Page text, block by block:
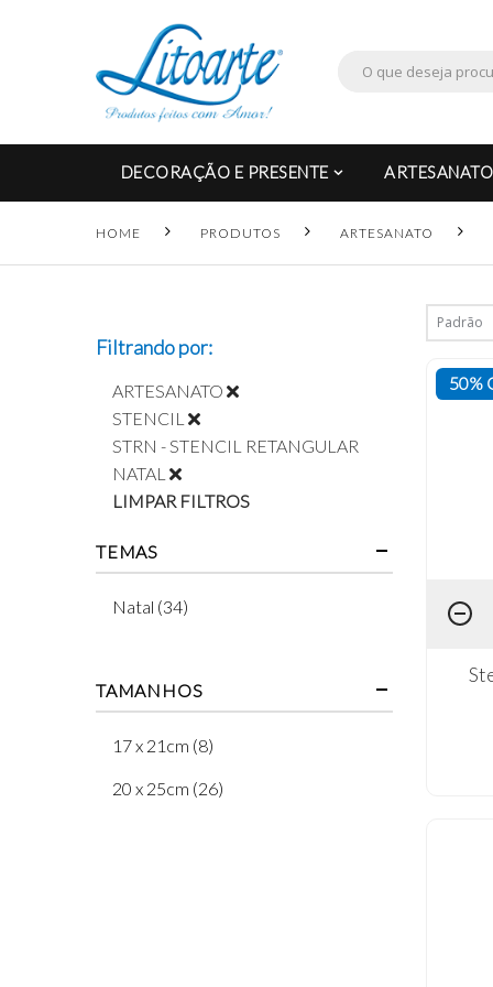
DECORAÇÃO E PRESENTE ARTESANATO
HOME PRODUTOS ARTESANATO
50%
Filtrando por:
ARTESANATO
STENCIL
STRN - STENCIL RETANGULAR
NATAL
LIMPAR FILTROS
TEMAS
Natal (34)
TAMANHOS
17 x 21cm (8)
20 x 25cm (26)